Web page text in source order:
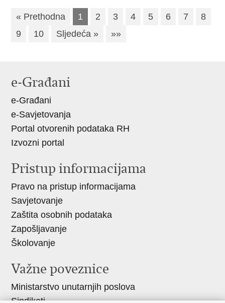
« Prethodna 1 2 3 4 5 6 7
8
9
10 Sljedeća » »»
e-Građani
e-Građani
e-Savjetovanja
Portal otvorenih podataka RH
Izvozni portal
Pristup informacijama
Pravo na pristup informacijama
Savjetovanje
Zaštita osobnih podataka
Zapošljavanje
Školovanje
Važne poveznice
Ministarstvo unutarnjih poslova
Sindikati